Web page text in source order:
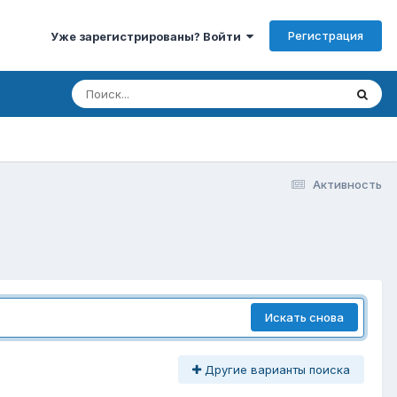
Уже зарегистрированы? Войти Регистрация
Активность
Искать снова
Другие варианты поиска